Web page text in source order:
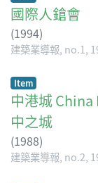
國際人鎗會
(1994)
建築業導報, no.1,
Item
中港城
中之城
(1988)
建築業導報, no.2,